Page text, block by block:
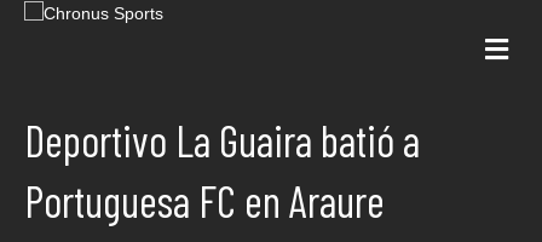
Deportivo La Guaira batió a
Portuguesa FC en Araure